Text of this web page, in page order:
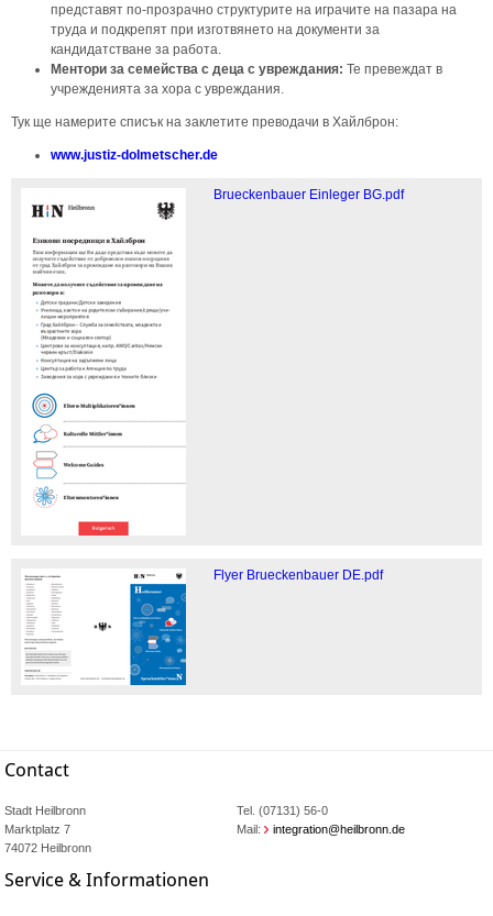
представят по-прозрачно структурите на играчите на пазара на
труда и подкрепят при изготвянето на документи за
кандидатстване за работа.
Ментори за семейства с деца с увреждания: Те превеждат в
учрежденията за хора с увреждания.
Тук ще намерите списък на заклетите преводачи в Хайлброн:
www.justiz-dolmetscher.de
Brueckenbauer Einleger BG.pdf
Flyer Brueckenbauer DE.pdf
Contact
Stadt Heilbronn
Marktplatz 7
74072 Heilbronn
Tel. (07131) 56-0
Mail:
integration@heilbronn.de
Service & Informationen